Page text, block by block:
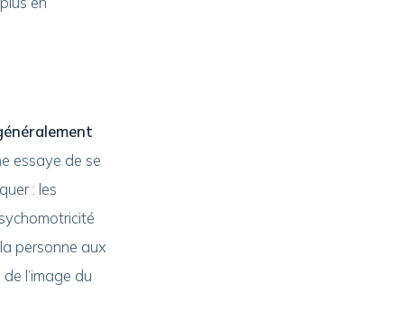
essaye de se
: les
personne aux
l’image du